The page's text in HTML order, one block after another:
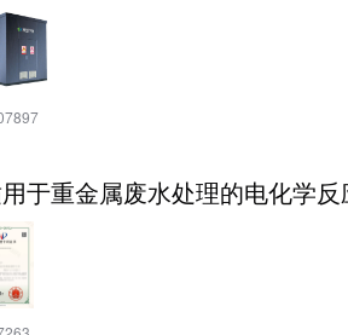
于重金属废水处理的电化学反